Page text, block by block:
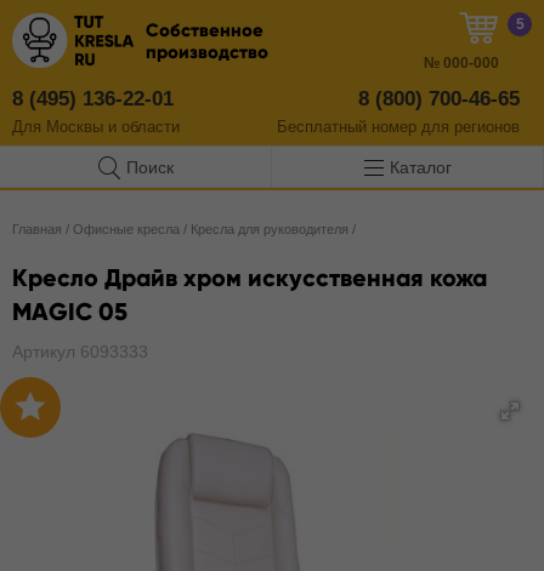
Собственное
производство
8 (495) 136-22-01
Для Москвы и области
8 (800) 700-46-65
Бесплатный номер для регионов
5
№ 000-000
Поиск Каталог
Главная / Офисные кресла / Кресла для руководителя /
Кресло Драйв хром искусственная кожа
MAGIC 05
Артикул 6093333